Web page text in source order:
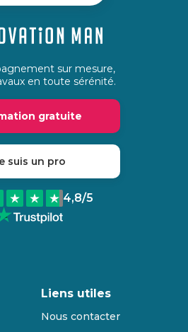
sur mesure,
en toute sérénité.
gratuite
suis un pro
4,8/5
Liens utiles
Nous contacter